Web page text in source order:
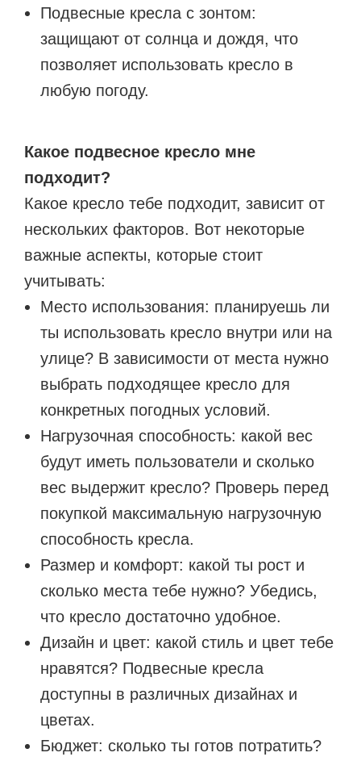
Подвесные кресла с зонтом:
защищают от солнца и дождя, что
позволяет использовать кресло в
любую погоду.
Какое подвесное кресло мне
подходит?
Какое кресло тебе подходит, зависит от
нескольких факторов. Вот некоторые
важные аспекты, которые стоит
учитывать:
Место использования: планируешь ли
ты использовать кресло внутри или на
улице? В зависимости от места нужно
выбрать подходящее кресло для
конкретных погодных условий.
Нагрузочная способность: какой вес
будут иметь пользователи и сколько
вес выдержит кресло? Проверь перед
покупкой максимальную нагрузочную
способность кресла.
Размер и комфорт: какой ты рост и
сколько места тебе нужно? Убедись,
что кресло достаточно удобное.
Дизайн и цвет: какой стиль и цвет тебе
нравятся? Подвесные кресла
доступны в различных дизайнах и
цветах.
Бюджет: сколько ты готов потратить?